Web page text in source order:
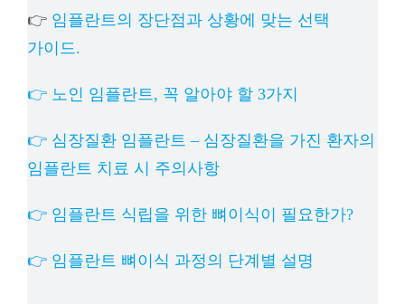
👉 임플란트의 장단점과 상황에 맞는 선택
가이드.
👉 노인 임플란트, 꼭 알아야 할 3가지
👉 심장질환 임플란트 – 심장질환을 가진 환자의
임플란트 치료 시 주의사항
👉 임플란트 식립을 위한 뼈이식이 필요한가?
👉 임플란트 뼈이식 과정의 단계별 설명